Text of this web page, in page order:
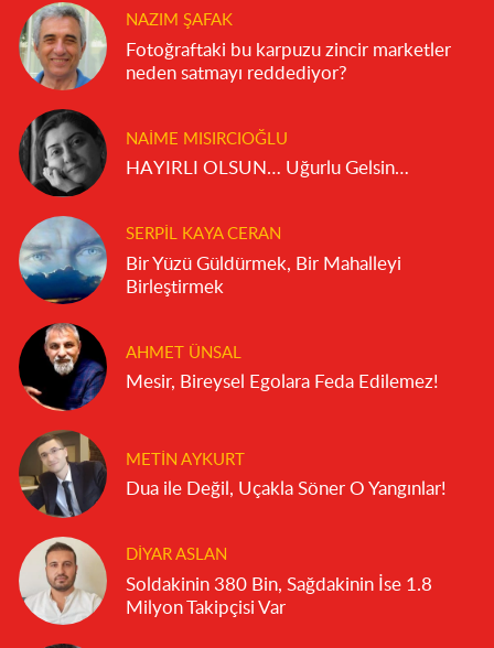
NAZIM ŞAFAK
Fotoğraftaki bu karpuzu zincir marketler
neden satmayı reddediyor?
NAIME MISIRCIOĞLU
HAYIRLI OLSUN… Uğurlu Gelsin…
SERPIL KAYA CERAN
Bir Yüzü Güldürmek, Bir Mahalleyi
Birleştirmek
AHMET ÜNSAL
Mesir, Bireysel Egolara Feda Edilemez!
METIN AYKURT
Dua ile Değil, Uçakla Söner O Yangınlar!
DIYAR ASLAN
Soldakinin 380 Bin, Sağdakinin İse 1.8
Milyon Takipçisi Var